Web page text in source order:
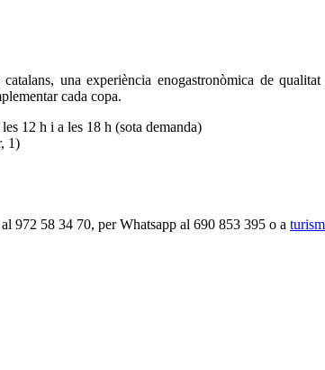
una experiència enogastronòmica de
cada copa.
12 h i a les 18 h (sota demanda)
1)
972 58 34 70, per Whatsapp al 690 853 395 o a